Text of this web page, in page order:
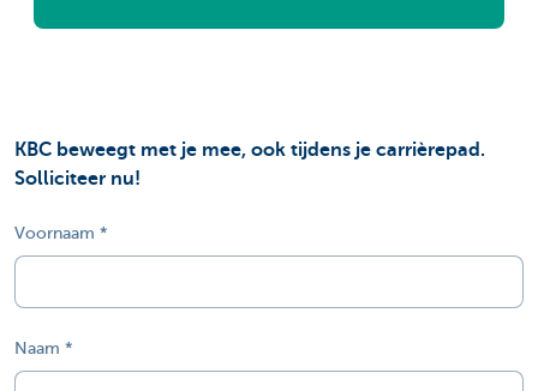
KBC beweegt met je mee, ook tijdens je carrièrepad.
Solliciteer nu!
Voornaam
Naam